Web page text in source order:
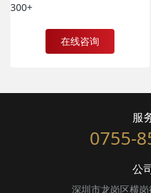
300+
在线咨询
服
0755-
公
深圳市龙岗区横